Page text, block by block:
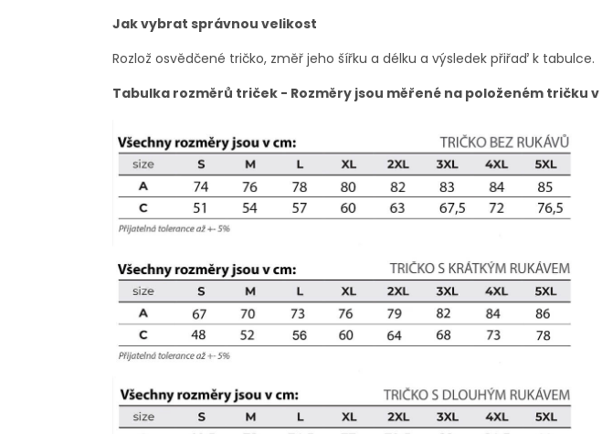
Jak vybrat správnou velikost
Rozlož osvědčené tričko, změř jeho šířku a délku a výsledek přiřaď k tabulce.
Tabulka rozměrů triček - Rozměry jsou měřené na položeném tričku